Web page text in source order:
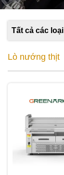
Tất cả các loại
Lò nướng thịt